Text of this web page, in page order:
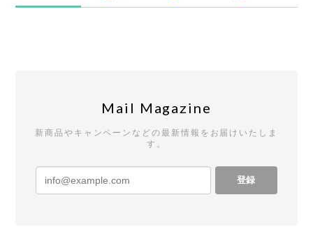
Mail Magazine
新商品やキャンペーンなどの最新情報をお届けいたしま
す。
登録